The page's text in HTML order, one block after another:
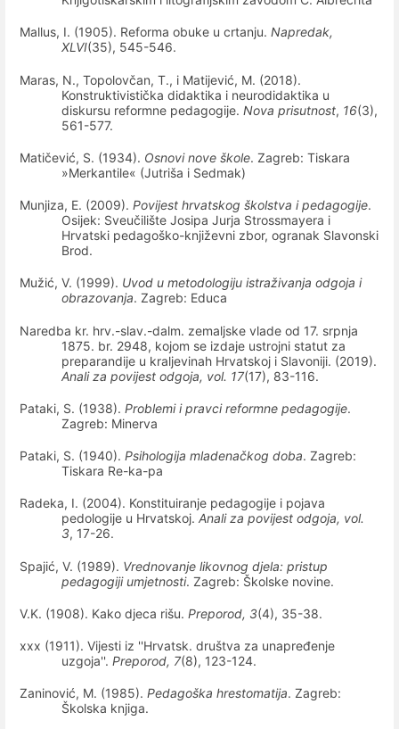
Mallus, I. (1905). Reforma obuke u crtanju. Napredak,
XLVI(35), 545-546.
Maras, N., Topolovčan, T., i Matijević, M. (2018).
Konstruktivistička didaktika i neurodidaktika u
diskursu reformne pedagogije.Nova prisutnost, 16(3),
561-577.
Matičević, S. (1934). Osnovi nove škole. Zagreb: Tiskara
»Merkantile« (Jutriša i Sedmak)
Munjiza, E. (2009). Povijest hrvatskog školstva i pedagogije.
Osijek: Sveučilište Josipa Jurja Strossmayera i
Hrvatski pedagoško-književni zbor, ogranak Slavonski
Brod.
Mužić, V. (1999). Uvod u metodologiju istraživanja odgoja i
obrazovanja. Zagreb: Educa
Naredba kr. hrv.-slav.-dalm. zemaljske vlade od 17. srpnja
1875. br. 2948, kojom se izdaje ustrojni statut za
preparandije u kraljevinah Hrvatskoj i Slavoniji. (2019).
Anali za povijest odgoja, vol. 17(17), 83-116.
Pataki, S. (1938). Problemi i pravci reformne pedagogije.
Zagreb: Minerva
Pataki, S. (1940). Psihologija mladenačkog doba. Zagreb:
Tiskara Re-ka-pa
Radeka, I. (2004). Konstituiranje pedagogije i pojava
pedologije u Hrvatskoj.Anali za povijest odgoja, vol.
3, 17-26.
Spajić, V. (1989). Vrednovanje likovnog djela: pristup
pedagogiji umjetnosti. Zagreb: Školske novine.
V.K. (1908). Kako djeca rišu. Preporod, 3(4), 35-38.
xxx (1911). Vijesti iz ''Hrvatsk. društva za unapređenje
uzgoja''.Preporod, 7(8), 123-124.
Zaninović, M. (1985). Pedagoška hrestomatija. Zagreb:
Školska knjiga.